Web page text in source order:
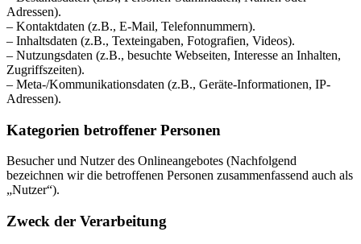
Adressen).
– Kontaktdaten (z.B., E-Mail, Telefonnummern).
– Inhaltsdaten (z.B., Texteingaben, Fotografien, Videos).
– Nutzungsdaten (z.B., besuchte Webseiten, Interesse an Inhalten,
Zugriffszeiten).
– Meta-/Kommunikationsdaten (z.B., Geräte-Informationen, IP-
Adressen).
Kategorien betroffener Personen
Besucher und Nutzer des Onlineangebotes (Nachfolgend
bezeichnen wir die betroffenen Personen zusammenfassend auch als
„Nutzer“).
Zweck der Verarbeitung